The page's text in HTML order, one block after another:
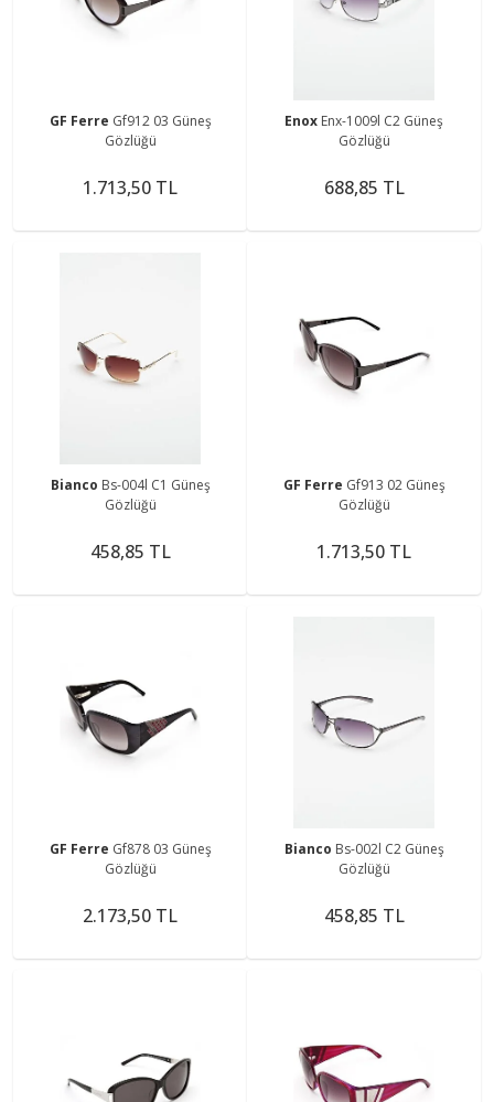
GF Ferre Gf912 03 Güneş
Gözlüğü
1.713,50 TL
Enox Enx-1009l C2 Güneş
Gözlüğü
688,85 TL
Bianco Bs-004l C1 Güneş
Gözlüğü
458,85 TL
GF Ferre Gf913 02 Güneş
Gözlüğü
1.713,50 TL
GF Ferre Gf878 03 Güneş
Gözlüğü
2.173,50 TL
Bianco Bs-002l C2 Güneş
Gözlüğü
458,85 TL